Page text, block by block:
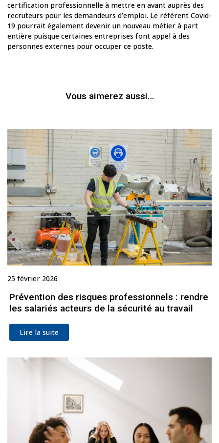
certification professionnelle à mettre en avant auprès des
recruteurs pour les demandeurs d’emploi. Le référent Covid-
19 pourrait également devenir un nouveau métier à part
entière puisque certaines entreprises font appel à des
personnes externes pour occuper ce poste.
Vous aimerez aussi…
25 février 2026
Prévention des risques professionnels : rendre
les salariés acteurs de la sécurité au travail
Lire la suite